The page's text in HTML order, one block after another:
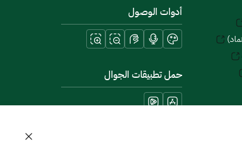
أدوات الوصول
حمل تطبيقات الجوال